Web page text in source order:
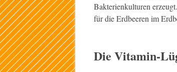
Bakterienkulturen
für die Erdbeeren im
Die Vitamin-